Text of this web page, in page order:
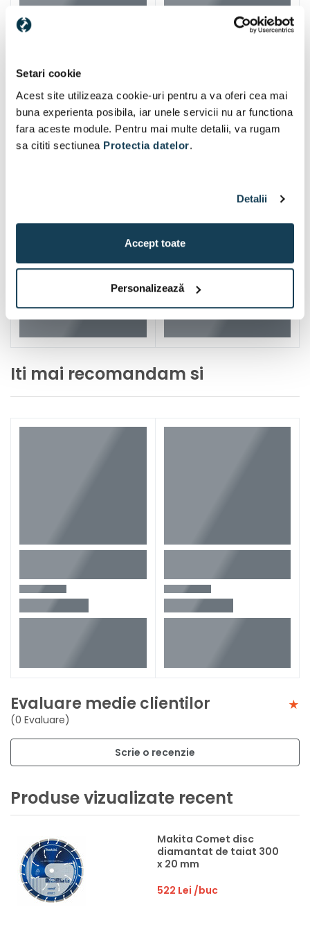
Setari cookie
Acest site utilizeaza cookie-uri pentru a va oferi cea mai
buna experienta posibila, iar unele servicii nu ar functiona
fara aceste module. Pentru mai multe detalii, va rugam
sa cititi sectiunea Protectia datelor.
Detalii
Accept toate
Personalizează
Iti mai recomandam si
Evaluare medie clientilor
(0 Evaluare)
Scrie o recenzie
Produse vizualizate recent
Makita Comet disc
diamantat de taiat 300
x 20 mm
522 Lei /buc